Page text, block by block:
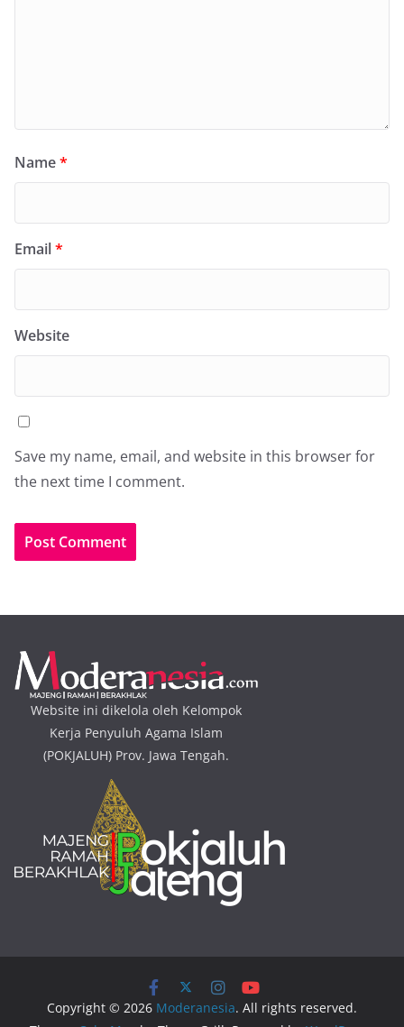
Name*
Email*
Website
Save my name, email, and website in this browser for
the next time I comment.
Website ini dikelola oleh Kelompok
Kerja Penyuluh Agama Islam
(POKJALUH) Prov. Jawa Tengah.
Copyright © 2026 Moderanesia. All rights reserved.